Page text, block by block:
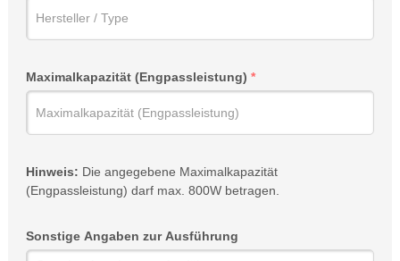
Maximalkapazität (Engpassleistung)
Hinweis: Die angegebene Maximalkapazität
(Engpassleistung) darf max. 800W betragen.
Sonstige Angaben zur Ausführung